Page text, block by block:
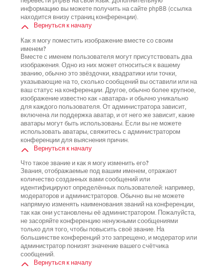
информацию вы можете получить на сайте phpBB (ссылка
находится внизу страниц конференции).
Вернуться к началу
Как я могу поместить изображение вместе со своим
именем?
Вместе с именем пользователя могут присутствовать два
изображения. Одно из них может относиться к вашему
званию, обычно это звёздочки, квадратики или точки,
указывающие на то, сколько сообщений вы оставили или на
ваш статус на конференции. Другое, обычно более крупное,
изображение известно как «аватара» и обычно уникально
для каждого пользователя. От администратора зависит,
включена ли поддержка аватар, и от него же зависит, какие
аватары могут быть использованы. Если вы не можете
использовать аватары, свяжитесь с администратором
конференции для выяснения причин.
Вернуться к началу
Что такое звание и как я могу изменить его?
Звания, отображаемые под вашим именем, отражают
количество созданных вами сообщений или
идентифицируют определённых пользователей: например,
модераторов и администраторов. Обычно вы не можете
напрямую изменять наименования званий на конференции,
так как они установлены её администратором. Пожалуйста,
не засоряйте конференцию ненужными сообщениями
только для того, чтобы повысить своё звание. На
большинстве конференций это запрещено, и модератор или
администратор понизят значение вашего счётчика
сообщений.
Вернуться к началу